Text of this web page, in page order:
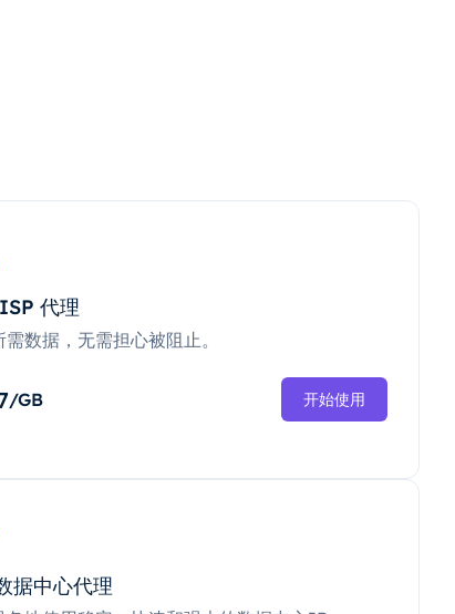
代理
数据，无需担心被阻止。
/GB 开始使用
据中心代理